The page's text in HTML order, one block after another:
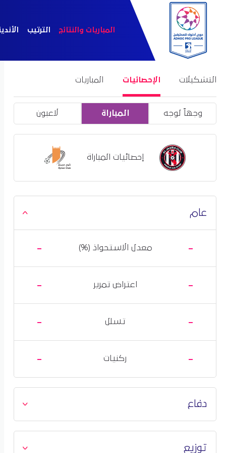
المباريات والنتائج الترتيب
التشكيلات الإحصائيات المباريات
وجهاً لوجه المباراة لاعبون
إحصائيات المباراة
عام
- معدل الاستحواذ (%) -
- اعتراض تمرير -
- تسلل -
- ركنيات -
دفاع
توزيع